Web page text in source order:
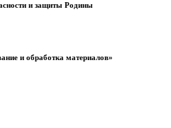
и защиты Родины
и обработка материалов»